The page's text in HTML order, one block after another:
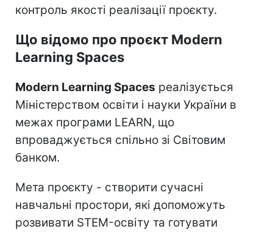
контроль якості реалізації проєкту.
Що відомо про проєкт Modern
Learning Spaces
Modern Learning Spaces реалізується
Міністерством освіти і науки України в
межах програми LEARN, що
впроваджується спільно зі Світовим
банком.
Мета проєкту - створити сучасні
навчальні простори, які допоможуть
розвивати STEM-освіту та готувати